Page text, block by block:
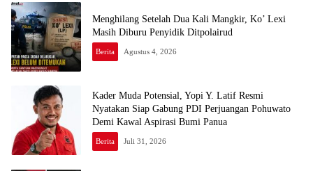
Menghilang Setelah Dua Kali Mangkir, Ko’ Lexi
Masih Diburu Penyidik Ditpolairud
Berita Agustus 4, 2026
Kader Muda Potensial, Yopi Y. Latif Resmi
Nyatakan Siap Gabung PDI Perjuangan Pohuwato
Demi Kawal Aspirasi Bumi Panua
Berita Juli 31, 2026